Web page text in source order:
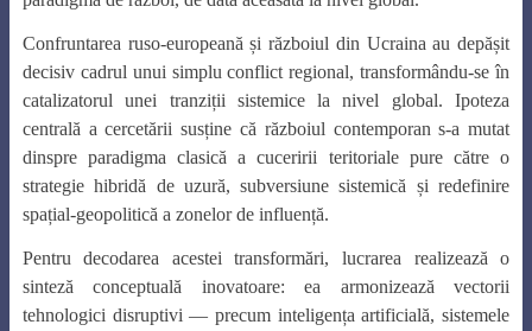
Confruntarea ruso-europeană și războiul din Ucraina au depășit
decisiv cadrul unui simplu conflict regional, transformându-se în
catalizatorul unei tranziții sistemice la nivel global. Ipoteza
centrală a cercetării susține că războiul contemporan s-a mutat
dinspre paradigma clasică a cuceririi teritoriale pure către o
strategie hibridă de uzură, subversiune sistemică și redefinire
spațial-geopolitică a zonelor de influență.
Pentru decodarea acestei transformări, lucrarea realizează o
sinteză conceptuală inovatoare: ea armonizează vectorii
tehnologici disruptivi — precum inteligența artificială, sistemele